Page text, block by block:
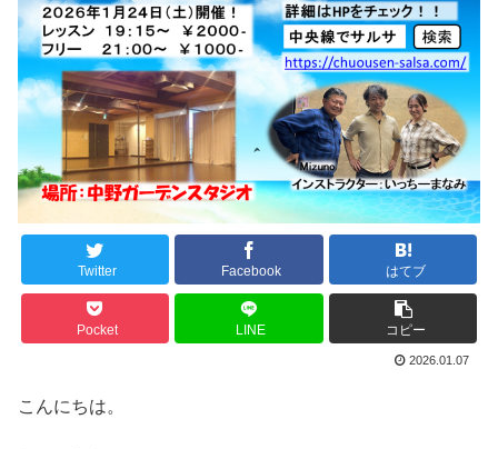
Twitter Facebook はてブ
Pocket LINE コピー
2026.01.07
こんにちは。